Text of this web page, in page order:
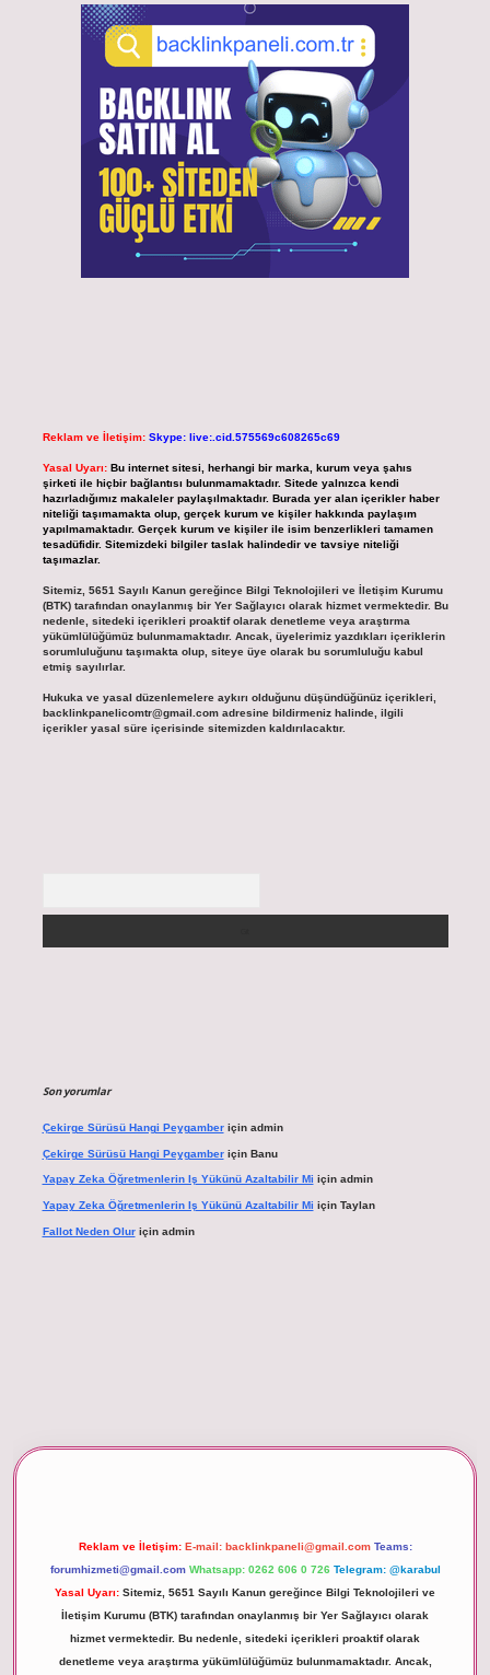
Reklam ve İletişim: Skype: live:.cid.575569c608265c69
Yasal Uyarı: Bu internet sitesi, herhangi bir marka, kurum veya şahıs
şirketi ile hiçbir bağlantısı bulunmamaktadır. Sitede yalnızca kendi
hazırladığımız makaleler paylaşılmaktadır. Burada yer alan içerikler haber
niteliği taşımamakta olup, gerçek kurum ve kişiler hakkında paylaşım
yapılmamaktadır. Gerçek kurum ve kişiler ile isim benzerlikleri tamamen
tesadüfidir. Sitemizdeki bilgiler taslak halindedir ve tavsiye niteliği
taşımazlar.
Sitemiz, 5651 Sayılı Kanun gereğince Bilgi Teknolojileri ve İletişim Kurumu
(BTK) tarafından onaylanmış bir Yer Sağlayıcı olarak hizmet vermektedir. Bu
nedenle, sitedeki içerikleri proaktif olarak denetleme veya araştırma
yükümlülüğümüz bulunmamaktadır. Ancak, üyelerimiz yazdıkları içeriklerin
sorumluluğunu taşımakta olup, siteye üye olarak bu sorumluluğu kabul
etmiş sayılırlar.
Hukuka ve yasal düzenlemelere aykırı olduğunu düşündüğünüz içerikleri,
backlinkpanelicomtr@gmail.comadresine bildirmeniz halinde, ilgili
içerikler yasal süre içerisinde sitemizden kaldırılacaktır.
Son yorumlar
Çekirge Sürüsü Hangi Peygamberiçin admin
Çekirge Sürüsü Hangi Peygamberiçin Banu
Yapay Zeka Öğretmenlerin Iş Yükünü Azaltabilir Mi için admin
Yapay Zeka Öğretmenlerin Iş Yükünü Azaltabilir Mi için Taylan
Fallot Neden Oluriçin admin
Reklam ve İletişim: E-mail: backlinkpaneli@gmail.com Teams:
forumhizmeti@gmail.com Whatsapp: 0262 606 0 726 Telegram: @karabul
Yasal Uyarı: Sitemiz, 5651 Sayılı Kanun gereğince Bilgi Teknolojileri ve
İletişim Kurumu (BTK) tarafından onaylanmış bir Yer Sağlayıcı olarak
hizmet vermektedir. Bu nedenle, sitedeki içerikleri proaktif olarak
denetleme veya araştırma yükümlülüğümüz bulunmamaktadır. Ancak,